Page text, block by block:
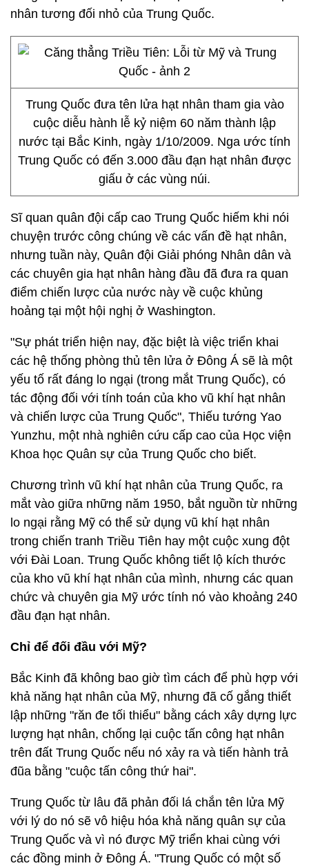
nhân tương đối nhỏ của Trung Quốc.
Trung Quốc đưa tên lửa hạt nhân tham gia vào
cuộc diễu hành lễ kỷ niệm 60 năm thành lập
nước tại Bắc Kinh, ngày 1/10/2009. Nga ước tính
Trung Quốc có đến 3.000 đầu đạn hạt nhân được
giấu ở các vùng núi.
Sĩ quan quân đội cấp cao Trung Quốc hiếm khi nói
chuyện trước công chúng về các vấn đề hạt nhân,
nhưng tuần này, Quân đội Giải phóng Nhân dân và
các chuyên gia hạt nhân hàng đầu đã đưa ra quan
điểm chiến lược của nước này về cuộc khủng
hoảng tại một hội nghị ở Washington.
"Sự phát triển hiện nay, đặc biệt là việc triển khai
các hệ thống phòng thủ tên lửa ở Đông Á sẽ là một
yếu tố rất đáng lo ngại (trong mắt Trung Quốc), có
tác động đối với tính toán của kho vũ khí hạt nhân
và chiến lược của Trung Quốc", Thiếu tướng Yao
Yunzhu, một nhà nghiên cứu cấp cao của Học viện
Khoa học Quân sự của Trung Quốc cho biết.
Chương trình vũ khí hạt nhân của Trung Quốc, ra
mắt vào giữa những năm 1950, bắt nguồn từ những
lo ngại rằng Mỹ có thể sử dụng vũ khí hạt nhân
trong chiến tranh Triều Tiên hay một cuộc xung đột
với Đài Loan. Trung Quốc không tiết lộ kích thước
của kho vũ khí hạt nhân của mình, nhưng các quan
chức và chuyên gia Mỹ ước tính nó vào khoảng 240
đầu đạn hạt nhân.
Chỉ để đối đầu với Mỹ?
Bắc Kinh đã không bao giờ tìm cách để phù hợp với
khả năng hạt nhân của Mỹ, nhưng đã cố gắng thiết
lập những "răn đe tối thiểu" bằng cách xây dựng lực
lượng hạt nhân, chống lại cuộc tấn công hạt nhân
trên đất Trung Quốc nếu nó xảy ra và tiến hành trả
đũa bằng "cuộc tấn công thứ hai".
Trung Quốc từ lâu đã phản đối lá chắn tên lửa Mỹ
với lý do nó sẽ vô hiệu hóa khả năng quân sự của
Trung Quốc và vì nó được Mỹ triển khai cùng với
các đồng minh ở Đông Á. "Trung Quốc có một số